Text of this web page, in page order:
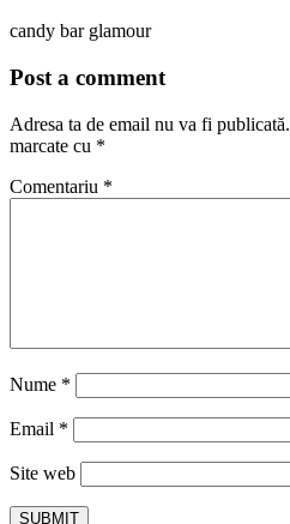
candy bar glamour
Post a comment
Adresa ta de email nu va fi publicată.
marcate cu *
Comentariu *
Nume *
Email *
Site web